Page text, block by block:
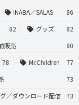
INABA／SALAS
86
82 グッズ
82
販売
80
78 Mr.Children
77
73
／ダウンロード配信
73